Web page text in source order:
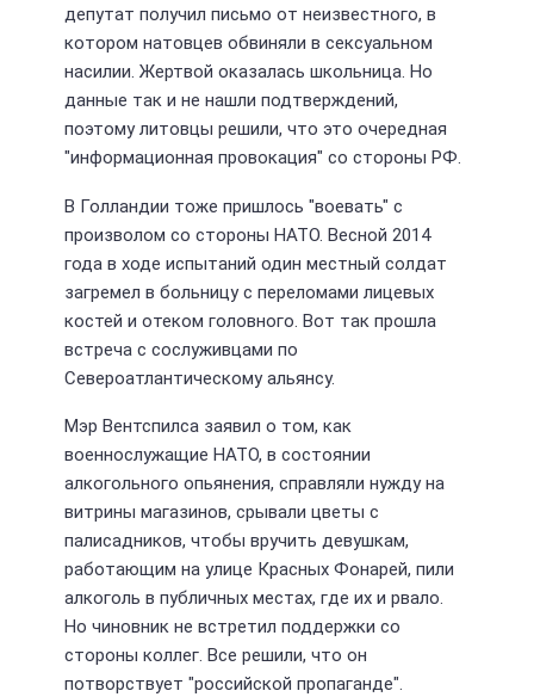
депутат получил письмо от неизвестного, в
котором натовцев обвиняли в сексуальном
насилии. Жертвой оказалась школьница. Но
данные так и не нашли подтверждений,
поэтому литовцы решили, что это очередная
"информационная провокация" со стороны РФ.
В Голландии тоже пришлось "воевать" с
произволом со стороны НАТО. Весной 2014
года в ходе испытаний один местный солдат
загремел в больницу с переломами лицевых
костей и отеком головного. Вот так прошла
встреча с сослуживцами по
Североатлантическому альянсу.
Мэр Вентспилса заявил о том, как
военнослужащие НАТО, в состоянии
алкогольного опьянения, справляли нужду на
витрины магазинов, срывали цветы с
палисадников, чтобы вручить девушкам,
работающим на улице Красных Фонарей, пили
алкоголь в публичных местах, где их и рвало.
Но чиновник не встретил поддержки со
стороны коллег. Все решили, что он
потворствует "российской пропаганде".